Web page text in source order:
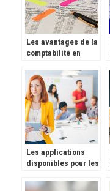
Les avantages de la
comptabilité en
Les applications
disponibles pour les